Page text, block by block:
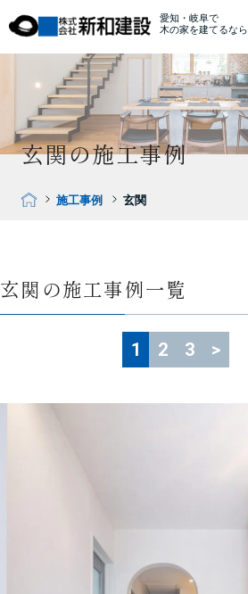
愛知・岐阜で
木の家を建てるなら
玄関の施工事例
施工事例 玄関
玄関の施工事例一覧
1 2 3 >